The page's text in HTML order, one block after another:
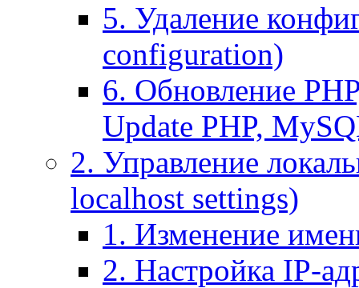
5. Удаление
configuration)
6. Обновление
Update PHP,
2. Управление
localhost settings)
1. Изменение
2. Настройка IP-